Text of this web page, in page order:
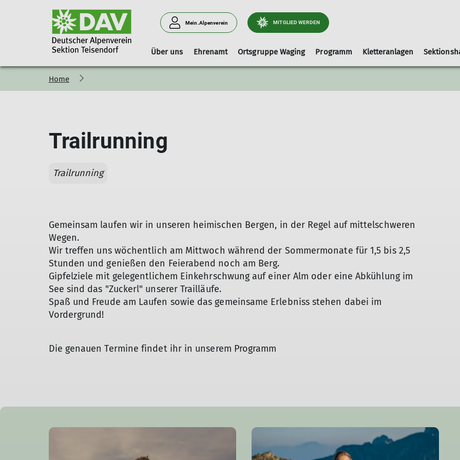
Mein.Alpenverein MITGLIED WERDEN
Über uns
Vorstand Geschäftsstelle Mitgliedschaft Arbeitsgebiet Wege Tourenleiter Artikel und Berichte
Ehrenamt Ortsgruppe Waging
Vorstandschaft Leihausrüstung
Programm
Hinweise Ausrüstungslisten
Kletteranlagen
Boulderhalle Teisendorf Kletterhalle-Waging
Home
Trailrunning
Trailrunning
Gemeinsam laufen wir in unseren heimischen Bergen, in der Regel auf mittelschweren
Wegen.
Wir treffen uns wöchentlich am Mittwoch während der Sommermonate für 1,5 bis 2,5
Stunden und genießen den Feierabend noch am Berg.
Gipfelziele mit gelegentlichem Einkehrschwung auf einer Alm oder eine Abkühlung im
See sind das "Zuckerl" unserer Trailläufe.
Spaß und Freude am Laufen sowie das gemeinsame Erlebniss stehen dabei im
Vordergrund!
Die genauen Termine findet ihr in unserem Programm